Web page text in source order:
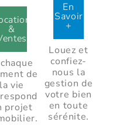
&
de
la vie
projet
En
Savoir
+
Louez et
confiez-
nous la
gestion de
votre bien
en toute
sérénite.